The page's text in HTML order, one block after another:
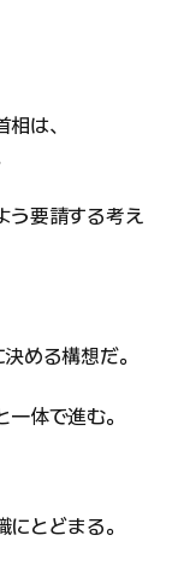
は、
う要請する考え
める構想だ。
体で進む。
とどまる。